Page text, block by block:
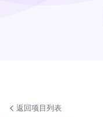
返回项目列表